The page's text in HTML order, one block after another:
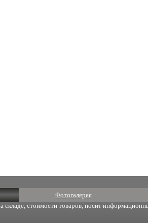
Фотогалерея
стоимости товаров, носит